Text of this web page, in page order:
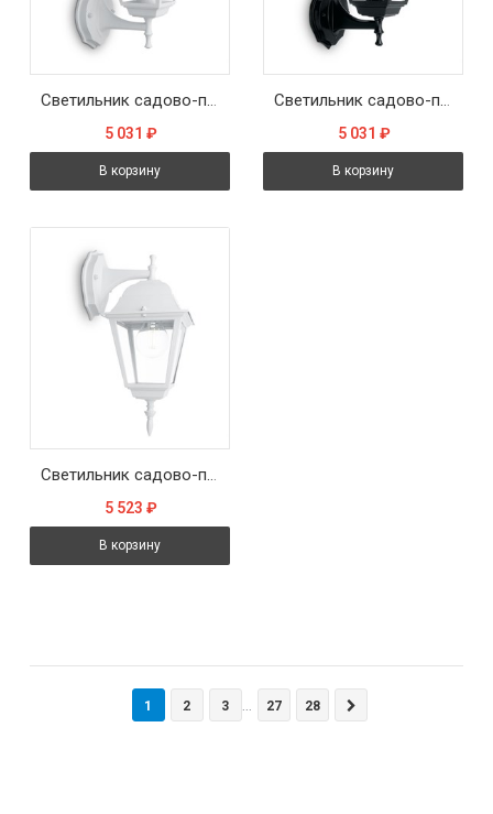
Светильник садово-парковый Feron 4101/PL4101 четырехгранный на стену вверх 60W E27 230V, белый
5 031 ₽
В корзину
Светильник садово-парковый Feron 4101/PL4101 четырехгранный на стену вверх 60W E27 230V, черный
5 031 ₽
В корзину
5 523 ₽
В корзину
1 2 3 27 28